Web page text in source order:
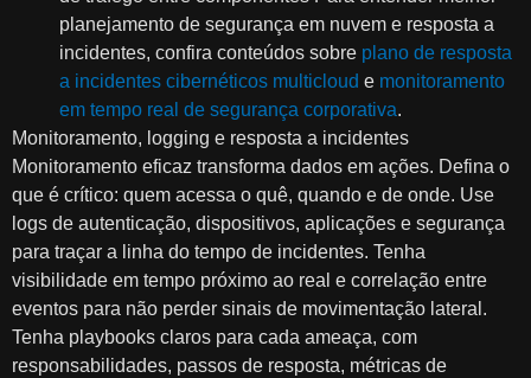
planejamento de segurança em nuvem e resposta a
incidentes, confira conteúdos sobre plano de resposta
a incidentes cibernéticos multicloud e monitoramento
em tempo real de segurança corporativa.
Monitoramento, logging e resposta a incidentes
Monitoramento eficaz transforma dados em ações. Defina o
que é crítico: quem acessa o quê, quando e de onde. Use
logs de autenticação, dispositivos, aplicações e segurança
para traçar a linha do tempo de incidentes. Tenha
visibilidade em tempo próximo ao real e correlação entre
eventos para não perder sinais de movimentação lateral.
Tenha playbooks claros para cada ameaça, com
responsabilidades, passos de resposta, métricas de